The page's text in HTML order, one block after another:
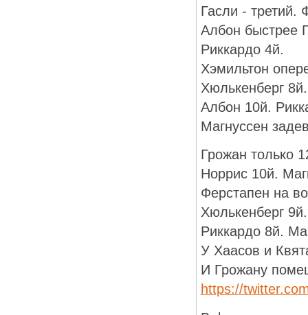
Гасли - третий.
Албон быстрее
Риккардо 4й.
Хэмильтон
Хюлькенберг
Албон 10й.
Магнуссен
Грожан только
Норрис 10й.
Ферстапен на
Хюлькенберг
Риккардо 8й.
У Хаасов и
И Грожану
https://